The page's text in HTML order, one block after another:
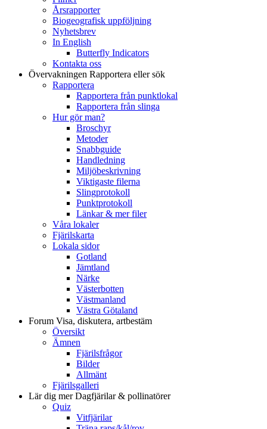
Årsrapporter
Biogeografisk uppföljning
Nyhetsbrev
In English
Butterfly Indicators
Kontakta oss
Övervakningen Rapportera eller sök
Rapportera
Rapportera från punktlokal
Rapportera från slinga
Hur gör man?
Broschyr
Metoder
Snabbguide
Handledning
Miljöbeskrivning
Viktigaste filerna
Slingprotokoll
Punktprotokoll
Länkar & mer filer
Våra lokaler
Fjärilskarta
Lokala sidor
Gotland
Jämtland
Närke
Västerbotten
Västmanland
Västra Götaland
Forum Visa, diskutera, artbestäm
Översikt
Ämnen
Fjärilsfrågor
Bilder
Allmänt
Fjärilsgalleri
Lär dig merDagfjärilar & pollinatörer
Quiz
Vitfjärilar